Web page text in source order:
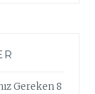
Gereken 8